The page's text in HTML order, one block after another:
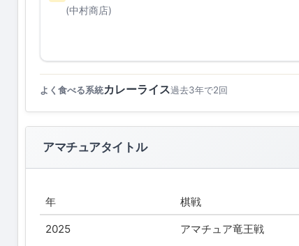
(中村商店)
よく食べる系統カレーライス過去3年で2回
アマチュアタイトル
年 棋戦
2025 アマチュア竜王戦